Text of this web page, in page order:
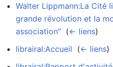
Walter Lippmann:La Cité
grande révolution et la
association" (← liens)
librairal:Accueil (← liens)